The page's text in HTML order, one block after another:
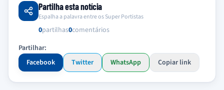
Partilha esta notícia
Espalha a palavra entre os Super Portistas
0partilhas0comentários
Partilhar:
Facebook
Twitter WhatsApp Copiar link